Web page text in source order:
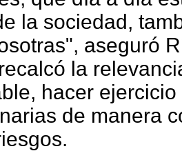
la sociedad,
aseguró
la
hacer
de manera